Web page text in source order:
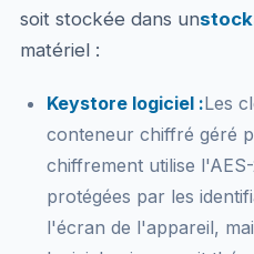
soit stockée dans un
matériel :
Keystore logiciel :Les
conteneur chiffré géré
chiffrement utilise
protégées par les
l'écran de l'appareil,